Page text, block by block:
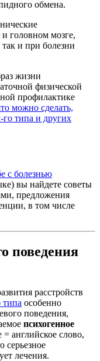
обмена.
головном мозге,
и при болезни
жизни
физической
профилактике
можно сделать,
го типа и других
с болезнью
вы найдете советы
предложения
в том числе
поведения
расстройств
типа особенно
поведения,
психогенное
= английское слово,
серьезное
лечения.